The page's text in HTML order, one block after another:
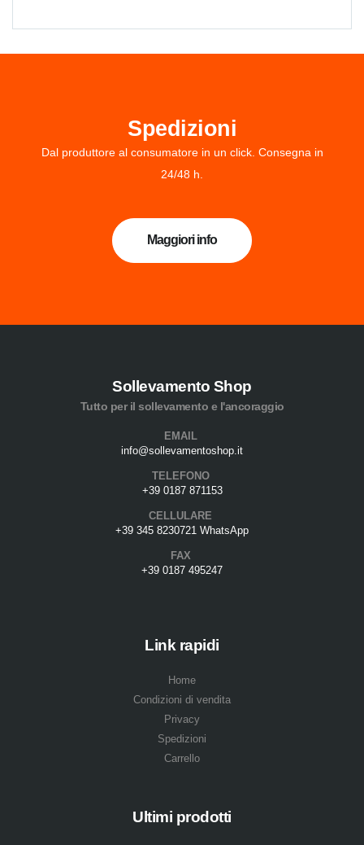
Spedizioni
Dal produttore al consumatore in un click. Consegna in
24/48 h.
Maggiori info
Sollevamento Shop
Tutto per il sollevamento e l'ancoraggio
EMAIL
info@sollevamentoshop.it
TELEFONO
+39 0187 871153
CELLULARE
+39 345 8230721 WhatsApp
FAX
+39 0187 495247
Link rapidi
Home
Condizioni di vendita
Privacy
Spedizioni
Carrello
Ultimi prodotti